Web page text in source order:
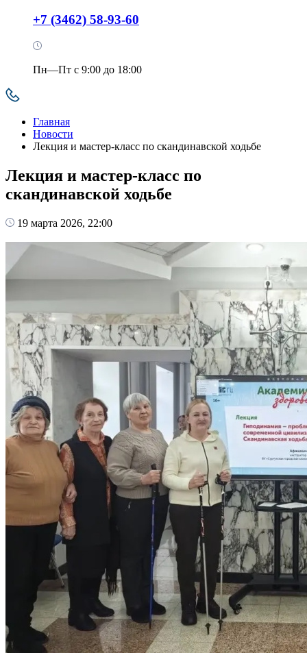
+7 (3462) 58-93-60
Пн—Пт с 9:00 до 18:00
Главная
Новости
Лекция и мастер-класс по скандинавской ходьбе
Лекция и мастер-класс по
скандинавской ходьбе
19 марта 2026, 22:00